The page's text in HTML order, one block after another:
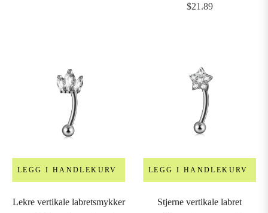
Vanlig
$21.89
LEGG I HANDLEKURV
Lekre vertikale labretsmykker
LEGG I HANDLEKURV
Stjerne vertikale labret